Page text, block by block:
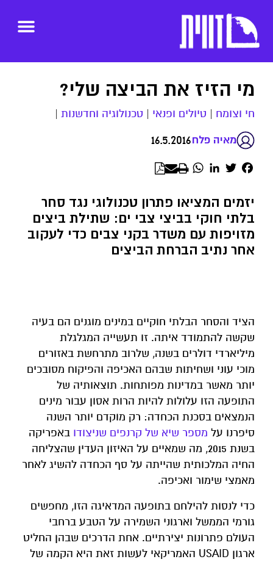
מי הזיז את הביצה שלי?
חי וצומח | טיולים ופנאי | טכנולוגיה וחדשנות |
מאיה פלח16.5.2016
Facebook
Twitter
LinkedIn
WhatsApp
יזמים המציאו פתרון טכנולוגי נגד סחר
בלתי חוקי בביצי צבי ים: שתילת ביצים
מזויפות עם משדר בקני צבים כדי לעקוב
אחר נתיב הברחת הביצים
הציד והסחר הבלתי חוקיים במינים מוגנים הם בעיה
שקשה להתמודד איתה. זו תעשייה המגלגלת
מיליארדי דולרים בשנה, שלרוב מתרחשת באזורים
מוכי עוני ושחיתות שבהם האכיפה והפיקוח מסובכים
יותר מאשר במדינות מפותחות. תוצאותיה של
התופעה הזו עלולות להיות הרות אסון עבור מינים
הנמצאים בסכנת הכחדה: רק מוקדם יותר השנה
סיפרנו על מספר שיא של קרנפים שניצודו באפריקה
בשנת 2015, מה שמאיים על האיזון העדין שהצליחה
החיה המלכותית שהייתה על סף הכחדה להשיג לאחר
מאמצי שימור ואכיפה.
כדי לנסות להילחם בתופעה המדאיגה הזו, מחפשים
גורמי הממשל וארגוני השמירה על הטבע ברחבי
העולם פתרונות יצירתיים. אחת הדרכים שבהן החליט
ארגון USAID האמריקאי לעשות זאת היא הקמה של